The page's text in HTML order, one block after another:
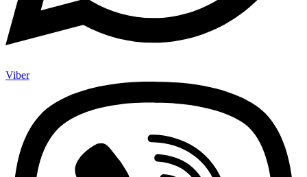
Viber